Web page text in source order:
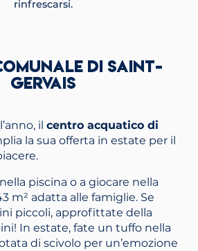
rinfrescarsi.
DI SAINT-
GERVAIS
il centro acquatico di
la sua offerta in estate per il
piscina o a giocare nella
m² adatta alle famiglie. Se
piccoli, approfittate della
In estate, fate un tuffo nella
di scivolo per un’emozione